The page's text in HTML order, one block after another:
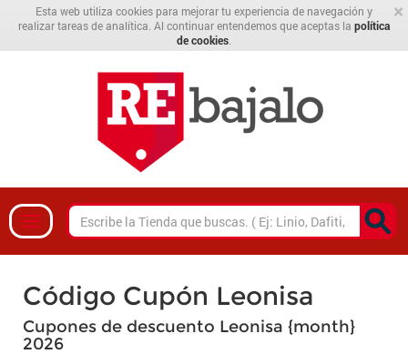
×
Esta web utiliza cookies para mejorar tu experiencia de navegación y
realizar tareas de analítica. Al continuar entendemos que aceptas la política
de cookies
Código Cupón Leonisa
Cupones de descuento Leonisa {month}
2026